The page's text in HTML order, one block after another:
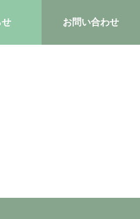
せ お問い合わせ